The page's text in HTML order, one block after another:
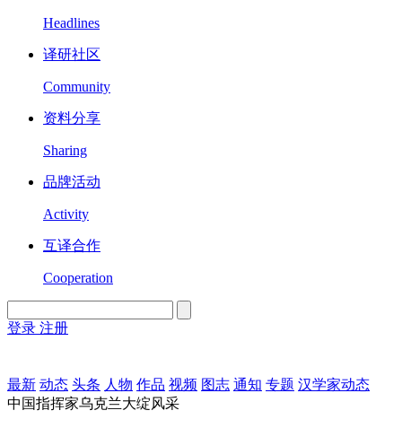
Headlines
译研社区
Community
资料分享
Sharing
品牌活动
Activity
互译合作
Cooperation
登录 注册
最新 动态 头条 人物 作品 视频 图志 通知 专题 汉学家动态
中国指挥家乌克兰大绽风采